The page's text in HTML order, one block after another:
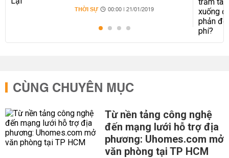
THỜI SỰ 00:00 | 21/01/2019
CÙNG CHUYÊN MỤC
Từ nền tảng công nghệ
đến mạng lưới hỗ trợ địa
phương: Uhomes.com mở
văn phòng tại TP HCM